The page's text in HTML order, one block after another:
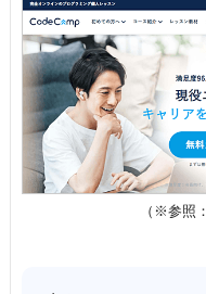
（※参照：